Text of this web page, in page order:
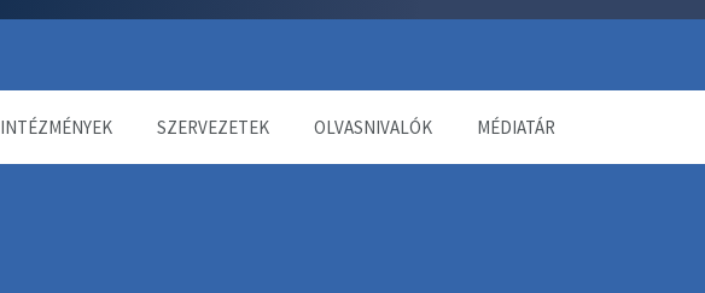
INTÉZMÉNYEK SZERVEZETEK OLVASNIVALÓK MÉDIATÁR